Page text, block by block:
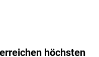
höchsten